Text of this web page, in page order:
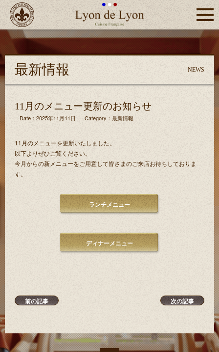
Lyon de Lyon
つくば
市フラ
ンス料
ン・
ド・リ
ヨン
Click
最新情報 NEWS
11月のメニュー更新のお知らせ
Date：2025年11月11日 Category： 最新情報
11月のメニューを更新いたしました。
以下よりぜひご覧ください。
今月からの新メニューをご用意して皆さまのご来店お待ちしておりま
す。
ランチメニュー
ディナーメニュー
前の記事 次の記事